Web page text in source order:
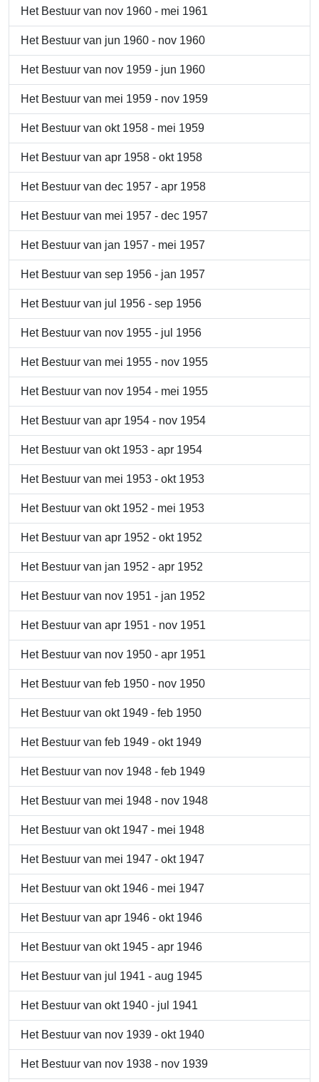
Het Bestuur van nov 1960 - mei 1961
Het Bestuur van jun 1960 - nov 1960
Het Bestuur van nov 1959 - jun 1960
Het Bestuur van mei 1959 - nov 1959
Het Bestuur van okt 1958 - mei 1959
Het Bestuur van apr 1958 - okt 1958
Het Bestuur van dec 1957 - apr 1958
Het Bestuur van mei 1957 - dec 1957
Het Bestuur van jan 1957 - mei 1957
Het Bestuur van sep 1956 - jan 1957
Het Bestuur van jul 1956 - sep 1956
Het Bestuur van nov 1955 - jul 1956
Het Bestuur van mei 1955 - nov 1955
Het Bestuur van nov 1954 - mei 1955
Het Bestuur van apr 1954 - nov 1954
Het Bestuur van okt 1953 - apr 1954
Het Bestuur van mei 1953 - okt 1953
Het Bestuur van okt 1952 - mei 1953
Het Bestuur van apr 1952 - okt 1952
Het Bestuur van jan 1952 - apr 1952
Het Bestuur van nov 1951 - jan 1952
Het Bestuur van apr 1951 - nov 1951
Het Bestuur van nov 1950 - apr 1951
Het Bestuur van feb 1950 - nov 1950
Het Bestuur van okt 1949 - feb 1950
Het Bestuur van feb 1949 - okt 1949
Het Bestuur van nov 1948 - feb 1949
Het Bestuur van mei 1948 - nov 1948
Het Bestuur van okt 1947 - mei 1948
Het Bestuur van mei 1947 - okt 1947
Het Bestuur van okt 1946 - mei 1947
Het Bestuur van apr 1946 - okt 1946
Het Bestuur van okt 1945 - apr 1946
Het Bestuur van jul 1941 - aug 1945
Het Bestuur van okt 1940 - jul 1941
Het Bestuur van nov 1939 - okt 1940
Het Bestuur van nov 1938 - nov 1939